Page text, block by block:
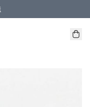
止即止♫
折；買6件或以上8 折
折；買6件或以上85 折；買8件
或以上減HKD 32.00；買6
折；買8件或以上85 折；買12
定的送貨方式 )